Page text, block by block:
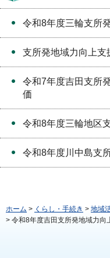
令和8年度三輪支所
支所発地域力向上支
令和7年度吉田支所
価
令和8年度三輪地区
令和8年度川中島支
ホーム > くらし・手続き > 地域
> 令和8年度吉田支所発地域力向